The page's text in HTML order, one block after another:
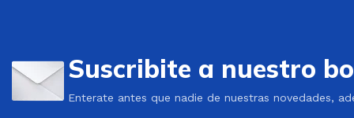
Suscribite a nuestro
Enterate antes que nadie de nuestras novedades,